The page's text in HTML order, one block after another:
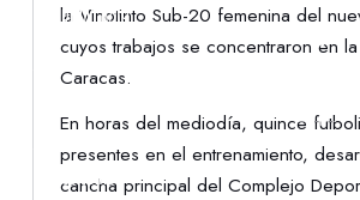
NORMATIVAS
DENUNCIAS
la Vinotinto Sub-20 femenina del
cuyos trabajos se concentraron en
Caracas.
En horas del mediodía, quince
presentes en el entrenamiento,
cancha principal del Complejo